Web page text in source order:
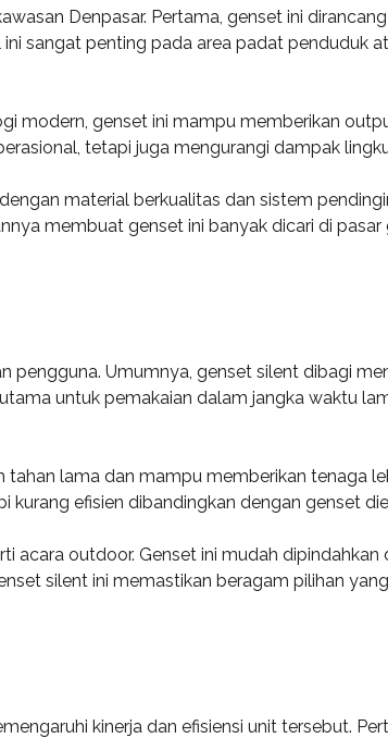
Denpasar. Pertama, genset ini
sangat penting pada area padat penduduk
modern, genset ini mampu memberikan
tetapi juga mengurangi dampak
material berkualitas dan sistem
membuat genset ini banyak dicari di pasar
pengguna. Umumnya, genset silent dibagi
untuk pemakaian dalam jangka waktu
tahan lama dan mampu memberikan tenaga
kurang efisien dibandingkan dengan genset
acara outdoor. Genset ini mudah dipindahkan
silent ini memastikan beragam pilihan
kinerja dan efisiensi unit tersebut.